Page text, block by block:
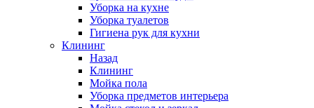
Уборка на кухне
Уборка туалетов
Гигиена рук для кухни
Клининг
Назад
Клининг
Мойка пола
Уборка предметов интерьера